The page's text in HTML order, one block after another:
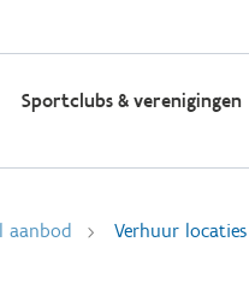
Sportclubs & verenigingen
aanbod Verhuur locaties